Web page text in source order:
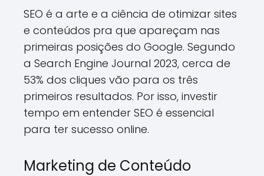
SEO é a arte e a ciência de otimizar sites
e conteúdos pra que apareçam nas
primeiras posições do Google. Segundo
a Search Engine Journal 2023, cerca de
53% dos cliques vão para os três
primeiros resultados. Por isso, investir
tempo em entender SEO é essencial
para ter sucesso online.
Marketing de Conteúdo